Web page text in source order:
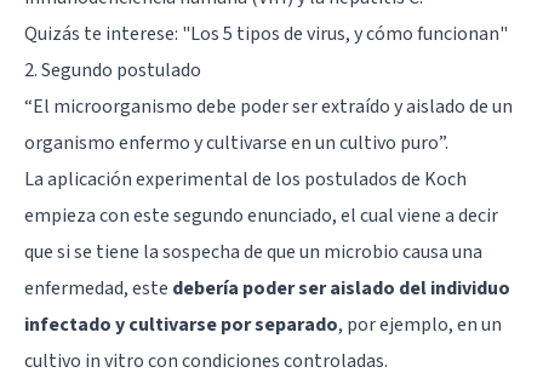
Quizás te interese: "Los 5 tipos de virus, y cómo funcionan"
2. Segundo postulado
“El microorganismo debe poder ser extraído y aislado de un
organismo enfermo y cultivarse en un cultivo puro”.
La aplicación experimental de los postulados de Koch
empieza con este segundo enunciado, el cual viene a decir
que si se tiene la sospecha de que un microbio causa una
enfermedad, este debería poder ser aislado del individuo
infectado y cultivarse por separado, por ejemplo, en un
cultivo in vitro con condiciones controladas.